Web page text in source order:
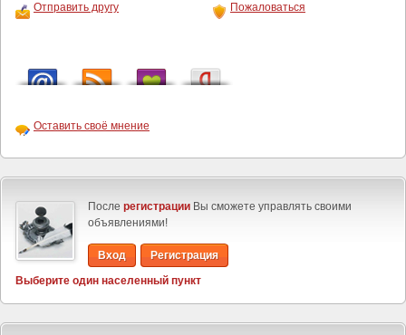
Отправить другу Пожаловаться
Оставить своё мнение
После регистрации Вы сможете управлять своими
объявлениями!
Вход
Регистрация
Выберите один населенный пункт